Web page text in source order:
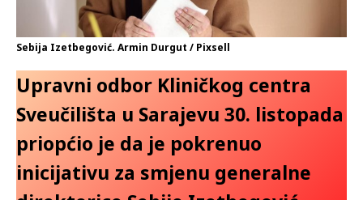
Sebija Izetbegović. Armin Durgut / Pixsell
Upravni odbor Kliničkog centra
Sveučilišta u Sarajevu 30. listopada